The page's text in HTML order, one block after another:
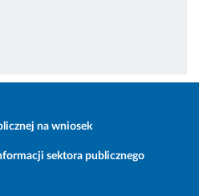
na wniosek
sektora publicznego